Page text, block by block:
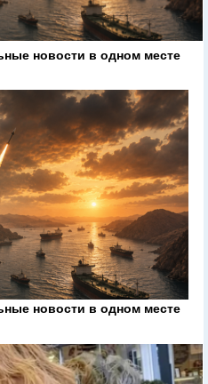
новости в одном месте
новости в одном месте